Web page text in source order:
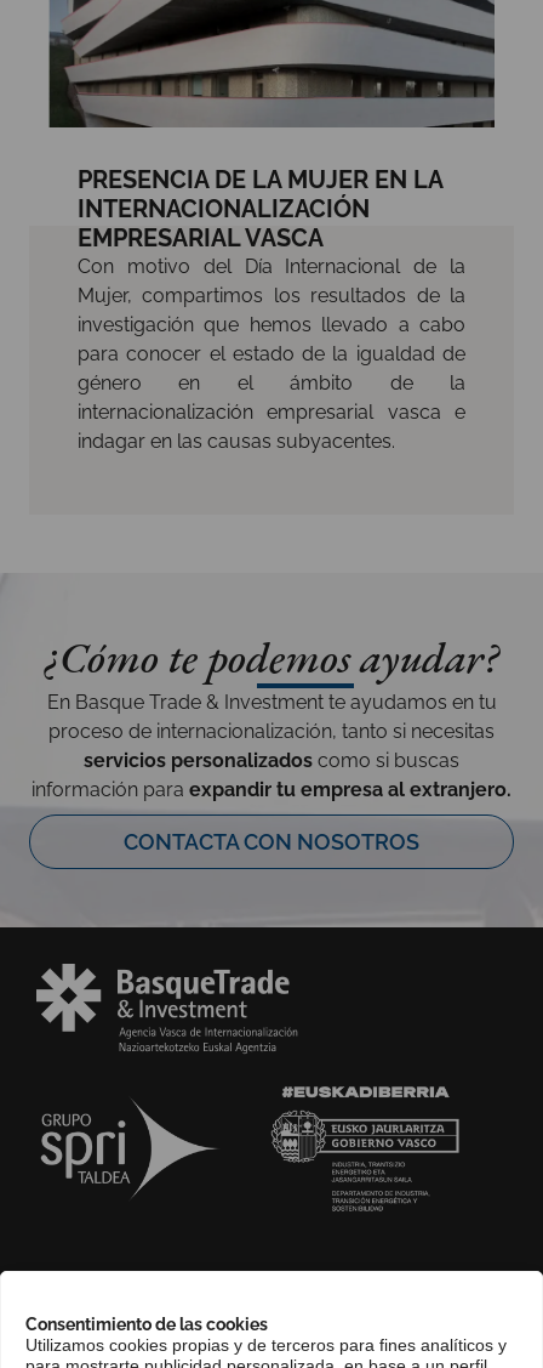
Consentimiento de las cookies
Utilizamos cookies propias y de terceros para fines analíticos y
PRESENCIA DE LA MUJER EN LA
INTERNACIONALIZACIÓN
EMPRESARIAL VASCA
Con motivo del Día Internacional de la
Mujer, compartimos los resultados de la
investigación que hemos llevado a cabo
para conocer el estado de la igualdad de
género en el ámbito de la
internacionalización empresarial vasca e
indagar en las causas subyacentes.
¿Cómo te podemos ayudar?
En Basque Trade & Investment te ayudamos en tu
proceso de internacionalización, tanto si necesitas
servicios personalizados como si buscas
información para expandir tu empresa al extranjero.
CONTACTA CON NOSOTROS
COMPLIANCE CHANNEL